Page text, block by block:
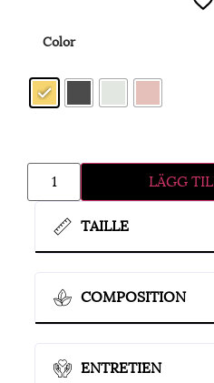
Color
LÄGG
TAILLE
COMPOSITION
ENTRETIEN